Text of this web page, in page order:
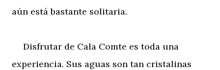
aún está bastante solitaria.
Disfrutar de Cala Comte es toda una
experiencia. Sus aguas son tan cristalinas